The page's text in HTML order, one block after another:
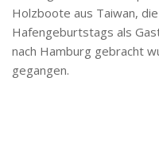
Holzboote aus Taiwan,
Hafengeburtstags als
nach Hamburg gebracht
gegangen.